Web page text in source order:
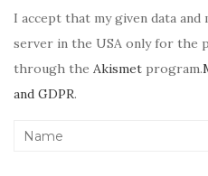
I accept that my given data and
server in the USA only for the
through the Akismet program.
and GDPR.